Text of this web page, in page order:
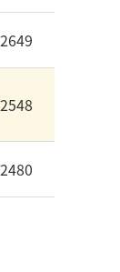
2649
2548
2480